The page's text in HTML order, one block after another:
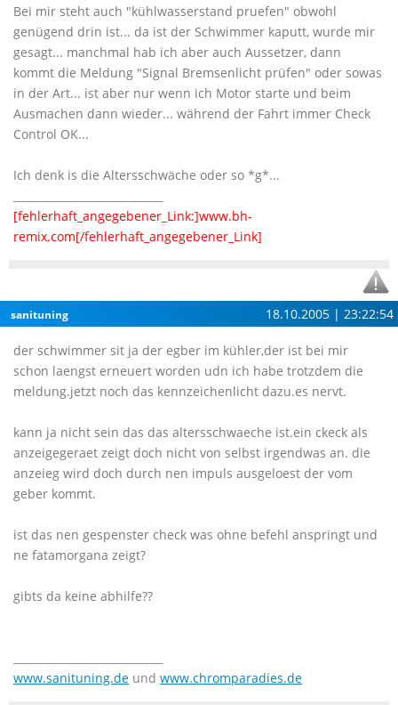
Bei mir steht auch "kühlwasserstand pruefen" obwohl
genügend drin ist... da ist der Schwimmer kaputt, wurde mir
gesagt... manchmal hab ich aber auch Aussetzer, dann
kommt die Meldung "Signal Bremsenlicht prüfen" oder sowas
in der Art... ist aber nur wenn ich Motor starte und beim
Ausmachen dann wieder... während der Fahrt immer Check
Control OK...
Ich denk is die Altersschwäche oder so *g*...
[fehlerhaft_angegebener_Link:]www.bh-
remix.com[/fehlerhaft_angegebener_Link]
sanituning 18.10.2005 | 23:22:54
der schwimmer sit ja der egber im kühler,der ist bei mir
schon laengst erneuert worden udn ich habe trotzdem die
meldung.jetzt noch das kennzeichenlicht dazu.es nervt.
kann ja nicht sein das das altersschwaeche ist.ein ckeck als
anzeigegeraet zeigt doch nicht von selbst irgendwas an. die
anzeieg wird doch durch nen impuls ausgeloest der vom
geber kommt.
ist das nen gespenster check was ohne befehl anspringt und
ne fatamorgana zeigt?
gibts da keine abhilfe??
www.sanituning.de und www.chromparadies.de